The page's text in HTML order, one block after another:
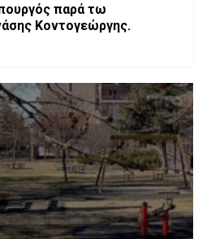
παρά τω
Κοντογεώργης.